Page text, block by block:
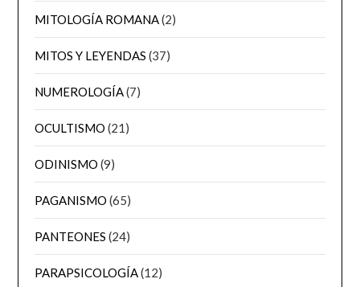
MITOLOGÍA ROMANA(2)
MITOS Y LEYENDAS (37)
NUMEROLOGÍA(7)
OCULTISMO (21)
ODINISMO (9)
PAGANISMO (65)
PANTEONES (24)
PARAPSICOLOGÍA(12)